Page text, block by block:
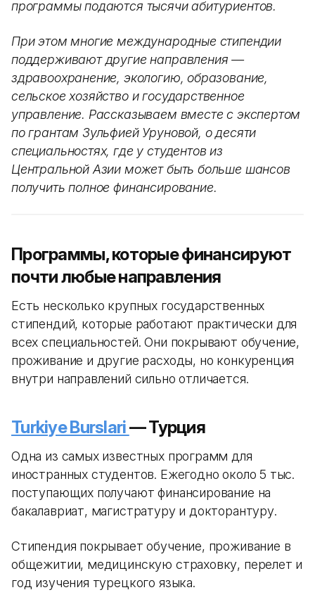
программы подаются тысячи абитуриентов.
При этом многие международные стипендии
поддерживают другие направления —
здравоохранение, экологию, образование,
сельское хозяйство и государственное
управление. Рассказываем вместе с экспертом
по грантам Зульфией Уруновой, о десяти
специальностях, где у студентов из
Центральной Азии может быть больше шансов
получить полное финансирование.
Программы, которые финансируют
почти любые направления
Есть несколько крупных государственных
стипендий, которые работают практически для
всех специальностей. Они покрывают обучение,
проживание и другие расходы, но конкуренция
внутри направлений сильно отличается.
Turkiye Burslari— Турция
Одна из самых известных программ для
иностранных студентов. Ежегодно около 5 тыс.
поступающих получают финансирование на
бакалавриат, магистратуру и докторантуру.
Стипендия покрывает обучение, проживание в
общежитии, медицинскую страховку, перелет и
год изучения турецкого языка.